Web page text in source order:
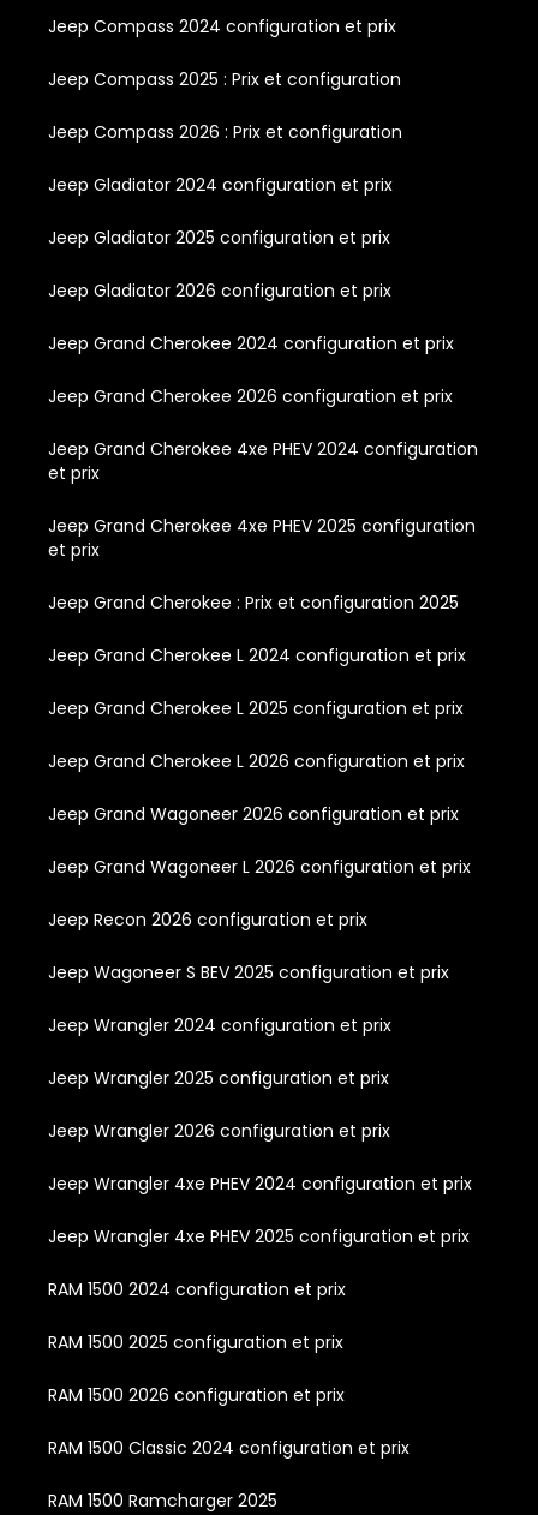
Jeep Compass 2024 configuration et prix
Jeep Compass 2025 : Prix et configuration
Jeep Compass 2026 : Prix et configuration
Jeep Gladiator 2024 configuration et prix
Jeep Gladiator 2025 configuration et prix
Jeep Gladiator 2026 configuration et prix
Jeep Grand Cherokee 2024 configuration et prix
Jeep Grand Cherokee 2026 configuration et prix
Jeep Grand Cherokee 4xe PHEV 2024 configuration
et prix
Jeep Grand Cherokee 4xe PHEV 2025 configuration
et prix
Jeep Grand Cherokee : Prix et configuration 2025
Jeep Grand Cherokee L 2024 configuration et prix
Jeep Grand Cherokee L 2025 configuration et prix
Jeep Grand Cherokee L 2026 configuration et prix
Jeep Grand Wagoneer 2026 configuration et prix
Jeep Grand Wagoneer L 2026 configuration et prix
Jeep Recon 2026 configuration et prix
Jeep Wagoneer S BEV 2025 configuration et prix
Jeep Wrangler 2024 configuration et prix
Jeep Wrangler 2025 configuration et prix
Jeep Wrangler 2026 configuration et prix
Jeep Wrangler 4xe PHEV 2024 configuration et prix
Jeep Wrangler 4xe PHEV 2025 configuration et prix
RAM 1500 2024 configuration et prix
RAM 1500 2025 configuration et prix
RAM 1500 2026 configuration et prix
RAM 1500 Classic 2024 configuration et prix
RAM 1500 Ramcharger 2025